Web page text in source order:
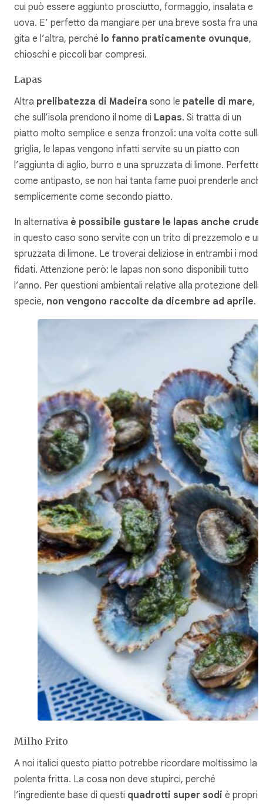
cui può essere aggiunto prosciutto, formaggio, insalata e
uova. E’ perfetto da mangiare per una breve sosta fra una
gita e l’altra, perché lo fanno praticamente ovunque,
chioschi e piccoli bar compresi.
Lapas
Altra prelibatezza di Madeira sono le patelle di mare,
che sull’isola prendono il nome di Lapas. Si tratta di un
piatto molto semplice e senza fronzoli: una volta cotte sulla
griglia, le lapas vengono infatti servite su un piatto con
l’aggiunta di aglio, burro e una spruzzata di limone. Perfette
come antipasto, se non hai tanta fame puoi prenderle
semplicemente come secondo piatto.
In alternativa è possibile gustare le lapas anche crude
in questo caso sono servite con un trito di prezzemolo e
spruzzata di limone. Le troverai deliziose in entrambi i modi,
fidati. Attenzione però: le lapas non sono disponibili tutto
l’anno. Per questioni ambientali relative alla protezione della
specie, non vengono raccolte da dicembre ad aprile.
Milho Frito
A noi italici questo piatto potrebbe ricordare moltissimo la
polenta fritta. La cosa non deve stupirci, perché
l’ingrediente base di questi quadrotti super sodi è proprio